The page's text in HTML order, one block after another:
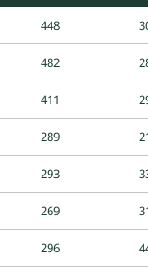
448
482
411
289
293
269
296